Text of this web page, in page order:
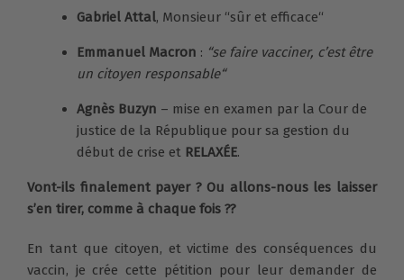
Gabriel Attal, Monsieur “sûr et efficace“
Emmanuel Macron : “se faire vacciner, c’est être
un citoyen responsable“
Agnès Buzyn – mise en examen par la Cour de
justice de la République pour sa gestion du
début de crise et RELAXÉE.
Vont-ils finalement payer ? Ou allons-nous les laisser
s’en tirer, comme à chaque fois ??
En tant que citoyen, et victime des conséquences du
vaccin, je crée cette pétition pour leur demander de